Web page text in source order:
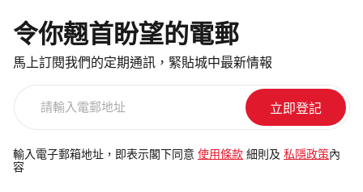
令你翹首盼望的電郵
馬上訂閱我們的定期通訊，緊貼城中最新情報
電
郵
輸入電子郵箱地址，即表示閣下同意 使用條款 細則及 私隱政策 內
容